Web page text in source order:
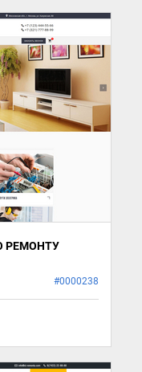
РЕМОНТУ
#0000238